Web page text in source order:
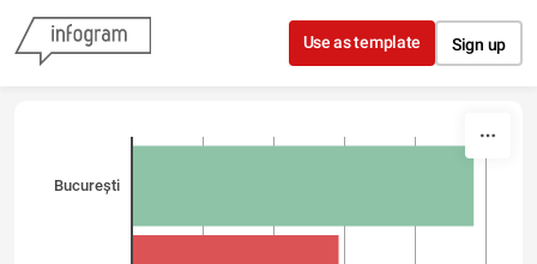
Skip to content
Use as template Sign up
București